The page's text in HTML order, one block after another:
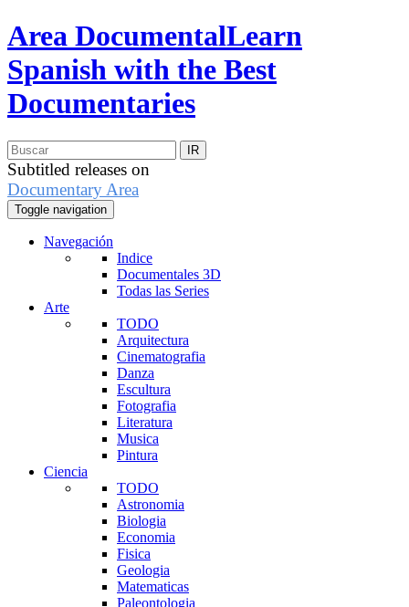
Area DocumentalLearn
Spanish with the Best
Documentaries
Subtitled releases on
Documentary Area
Toggle navigation
Navegación
Indice
Documentales 3D
Todas las Series
Arte
TODO
Arquitectura
Cinematografia
Danza
Escultura
Fotografia
Literatura
Musica
Pintura
Ciencia
TODO
Astronomia
Biologia
Economia
Fisica
Geologia
Matematicas
Paleontologia